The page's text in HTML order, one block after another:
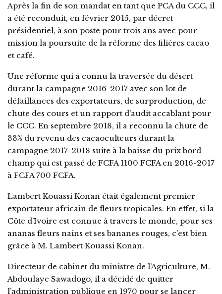
Après la fin de son mandat en tant que PCA du CCC, il
a été reconduit, en février 2015, par décret
présidentiel, à son poste pour trois ans avec pour
mission la poursuite de la réforme des filières cacao
et café.
Une réforme qui a connu la traversée du désert
durant la campagne 2016-2017 avec son lot de
défaillances des exportateurs, de surproduction, de
chute des cours et un rapport d’audit accablant pour
le CCC. En septembre 2018, il a reconnu la chute de
33% du revenu des cacaoculteurs durant la
campagne 2017-2018 suite à la baisse du prix bord
champ qui est passé de FCFA 1100 FCFA en 2016-2017
à FCFA 700 FCFA.
Lambert Kouassi Konan était également premier
exportateur africain de fleurs tropicales. En effet, si la
Côte d’Ivoire est connue à travers le monde, pour ses
ananas fleurs nains et ses bananes rouges, c’est bien
grâce à M. Lambert Kouassi Konan.
Directeur de cabinet du ministre de l’Agriculture, M.
Abdoulaye Sawadogo, il a décidé de quitter
l’administration publique en 1970 pour se lancer